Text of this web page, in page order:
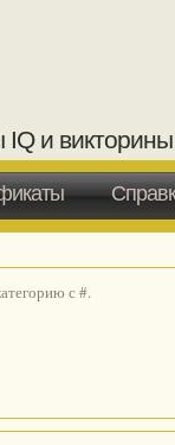
и
с #.